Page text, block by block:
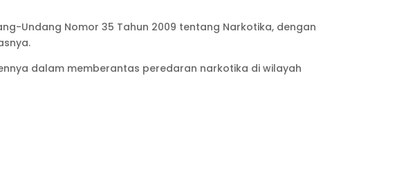
Undang Nomor 35 Tahun 2009 tentang Narkotika, dengan
dalam memberantas peredaran narkotika di wilayah